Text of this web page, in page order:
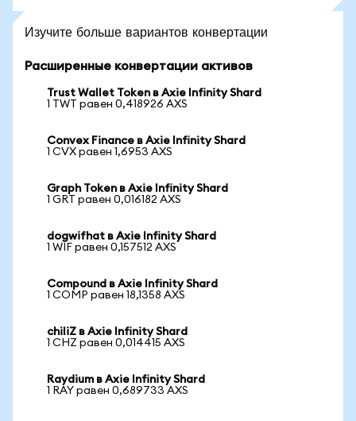
Изучите больше вариантов конвертации
Расширенные конвертации активов
Trust Wallet Token в Axie Infinity Shard
1 TWT равен 0,418926 AXS
Convex Finance в Axie Infinity Shard
1 CVX равен 1,6953 AXS
Graph Token в Axie Infinity Shard
1 GRT равен 0,016182 AXS
dogwifhat в Axie Infinity Shard
1 WIF равен 0,157512 AXS
Compound в Axie Infinity Shard
1 COMP равен 18,1358 AXS
chiliZ в Axie Infinity Shard
1 CHZ равен 0,014415 AXS
Raydium в Axie Infinity Shard
1 RAY равен 0,689733 AXS